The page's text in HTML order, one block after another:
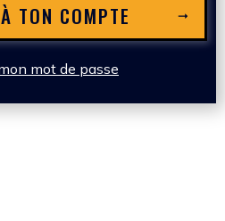
TON COMPTE
mot de passe